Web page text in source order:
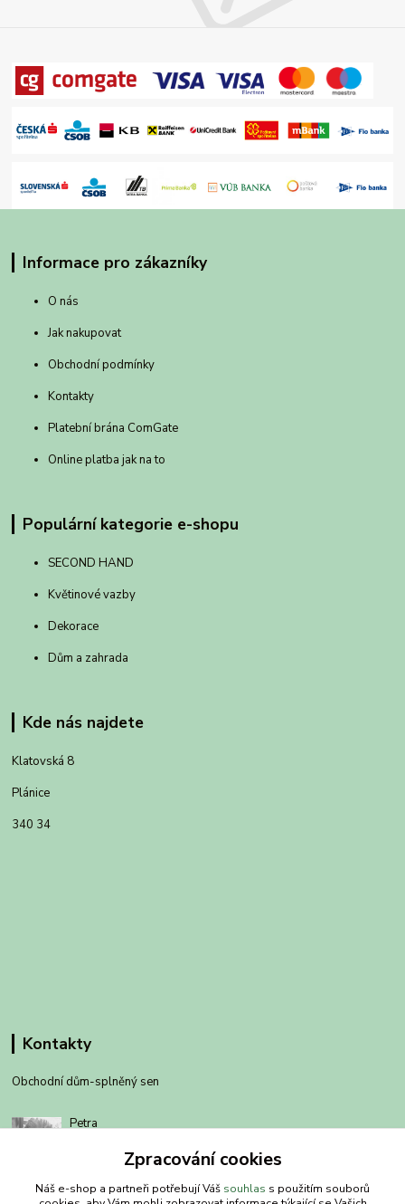
Informace pro zákazníky
O nás
Jak nakupovat
Obchodní podmínky
Kontakty
Platební brána ComGate
Online platba jak na to
Populární kategorie e-shopu
SECOND HAND
Květinové vazby
Dekorace
Dům a zahrada
Kde nás najdete
Klatovská 8
Plánice
340 34
Kontakty
Obchodní dům-splněný sen
Petra
út-pá 8-14 hod
info@splneny-sen.cz
Zpracování cookies
Náš e-shop a partneři potřebují Váš souhlas s použitím souborů